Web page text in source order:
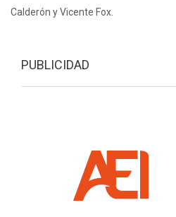
Calderón y Vicente Fox.
PUBLICIDAD